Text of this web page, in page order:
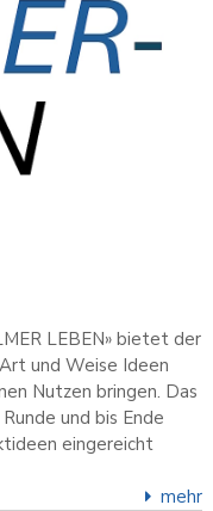
LEBEN» bietet der
und Weise Ideen
Nutzen bringen. Das
und bis Ende
eingereicht
mehr